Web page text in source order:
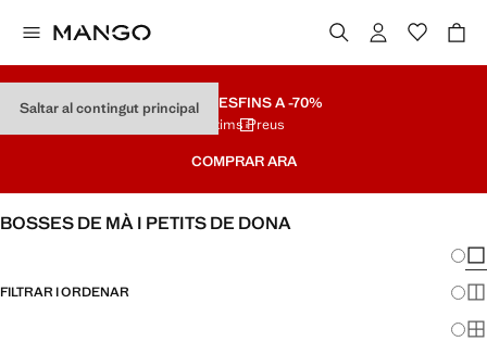
Saltar al contingut principalREBAIXESFINS A -70%
Últims Preus
COMPRAR ARA
BOSSES DE MÀ I PETITS DE DONA
FILTRAR I ORDENAR